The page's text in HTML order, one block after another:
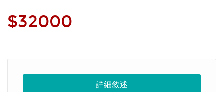
$32000
詳細敘述